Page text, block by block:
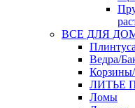
ВСЕ ДЛЯ
Плинтуса
Ведра/
ЛИТЬЕ
Ломы